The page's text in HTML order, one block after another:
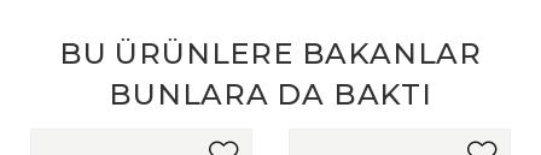
BU ÜRÜNLERE BAKANLAR
BUNLARA DA BAKTI